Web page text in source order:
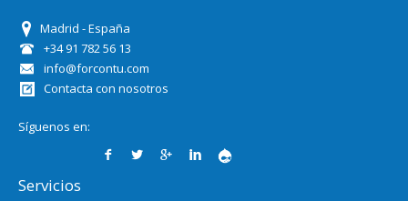
Madrid - España
+34 91 782 56 13
info@forcontu.com
Contacta con nosotros
Síguenos en:
Servicios